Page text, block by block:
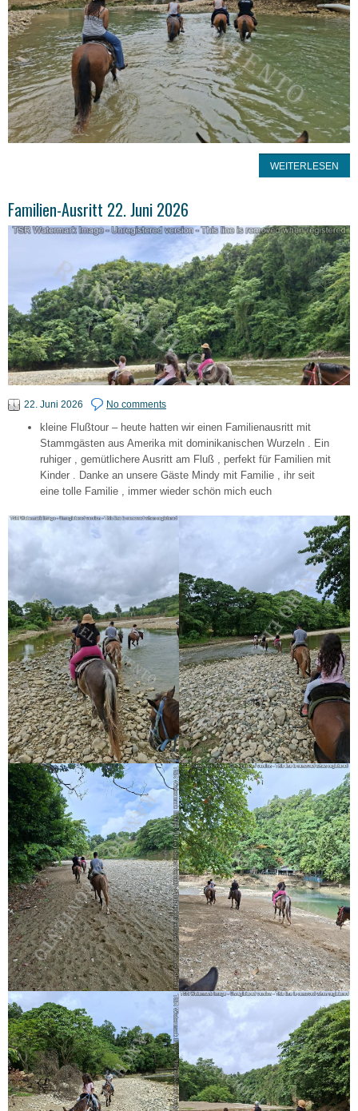
WEITERLESEN
Familien-Ausritt 22. Juni 2026
22. Juni 2026 No comments
kleine Flußtour – heute hatten wir einen Familienausritt mit
Stammgästen aus Amerika mit dominikanischen Wurzeln . Ein
ruhiger , gemütlichere Ausritt am Fluß , perfekt für Familien mit
Kinder . Danke an unsere Gäste Mindy mit Familie , ihr seit
eine tolle Familie , immer wieder schön mich euch